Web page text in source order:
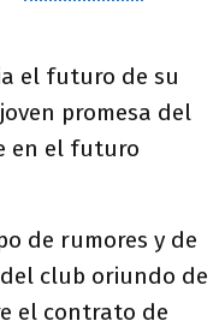
el futuro de su
promesa del
en el futuro
de rumores y de
club oriundo de
el contrato de